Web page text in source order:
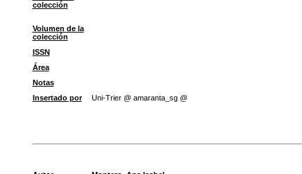
colección
Volumen de la
colección
ISSN
Área
Notas
Insertado por
Uni-Trier @ amaranta_sg @